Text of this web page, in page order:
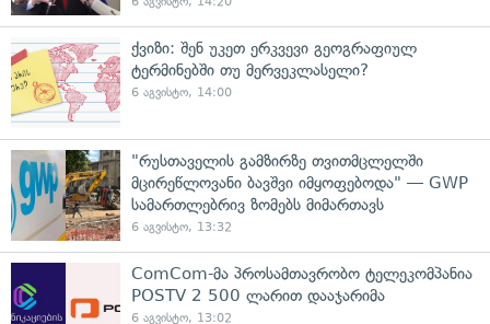
ქვიზი: შენ უკეთ ერკვევი გეოგრაფიულ
ტერმინებში თუ მერვეკლასელი?
6 აგვისტო, 14:00
"რუსთაველის გამზირზე თვითმცლელში
მცირეწლოვანი ბავშვი იმყოფებოდა" — GWP
სამართლებრივ ზომებს მიმართავს
6 აგვისტო, 13:32
ComCom-მა პროსამთავრობო ტელეკომპანია
POSTV 2 500 ლარით დააჯარიმა
6 აგვისტო, 13:02